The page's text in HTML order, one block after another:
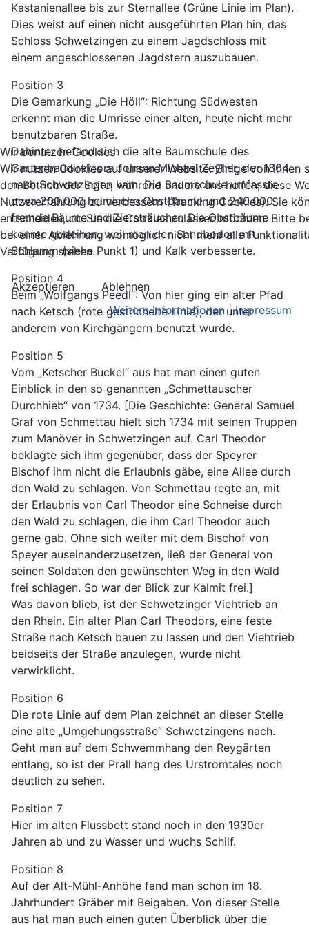
Kastanienallee bis zur Sternallee (Grüne Linie im Plan).
Dies weist auf einen nicht ausgeführten Plan hin, das
Schloss Schwetzingen zu einem Jagdschloss mit
einem angeschlossenen Jagdstern auszubauen.
Position 3
Die Gemarkung „Die Höll“: Richtung Südwesten
erkennt man die Umrisse einer alten, heute nicht mehr
benutzbaren Straße.
Dahinter befand sich die alte Baumschule des
Gartenbaudirektors Johann Michael Zeyher, der 1804
nach Schwetzingen kam. Die Baumschule umfasste
etwa 200.000 heimische Obstbäume und 240.000
fremde Bäume und Ziersträucher. Die Obstbäume
konnte gedeihen, weil man den Sandboden mit
Schlamm (siehe Punkt 1) und Kalk verbesserte.
Position 4
Beim „Wolfgangs Peedl“: Von hier ging ein alter Pfad
nach Ketsch (rote gestrichelte Linie), der unter
anderem von Kirchgängern benutzt wurde.
Position 5
Vom „Ketscher Buckel“ aus hat man einen guten
Einblick in den so genannten „Schmettauscher
Durchhieb“ von 1734. [Die Geschichte: General Samuel
Graf von Schmettau hielt sich 1734 mit seinen Truppen
zum Manöver in Schwetzingen auf. Carl Theodor
beklagte sich ihm gegenüber, dass der Speyrer
Bischof ihm nicht die Erlaubnis gäbe, eine Allee durch
den Wald zu schlagen. Von Schmettau regte an, mit
der Erlaubnis von Carl Theodor eine Schneise durch
den Wald zu schlagen, die ihm Carl Theodor auch
gerne gab. Ohne sich weiter mit dem Bischof von
Speyer auseinanderzusetzen, ließ der General von
seinen Soldaten den gewünschten Weg in den Wald
frei schlagen. So war der Blick zur Kalmit frei.]
Was davon blieb, ist der Schwetzinger Viehtrieb an
den Rhein. Ein alter Plan Carl Theodors, eine feste
Straße nach Ketsch bauen zu lassen und den Viehtrieb
beidseits der Straße anzulegen, wurde nicht
verwirklicht.
Position 6
Die rote Linie auf dem Plan zeichnet an dieser Stelle
eine alte „Umgehungsstraße“ Schwetzingens nach.
Geht man auf dem Schwemmhang den Reygärten
entlang, so ist der Prall hang des Urstromtales noch
deutlich zu sehen.
Position 7
Hier im alten Flussbett stand noch in den 1930er
Jahren ab und zu Wasser und wuchs Schilf.
Position 8
Auf der Alt-Mühl-Anhöhe fand man schon im 18.
Jahrhundert Gräber mit Beigaben. Von dieser Stelle
aus hat man auch einen guten Überblick über die
Wir benutzen Cookies
Wir nutzen Cookies auf unserer Website. Einige von ihnen
den Betrieb der Seite, während andere uns helfen, diese
Nutzererfahrung zu verbessern (Tracking Cookies). Sie
entscheiden, ob Sie die Cookies zulassen möchten. Bitte
bei einer Ablehnung womöglich nicht mehr alle
Verfügung stehen.
Akzeptieren
Ablehnen
Weitere Informationen|Impressum